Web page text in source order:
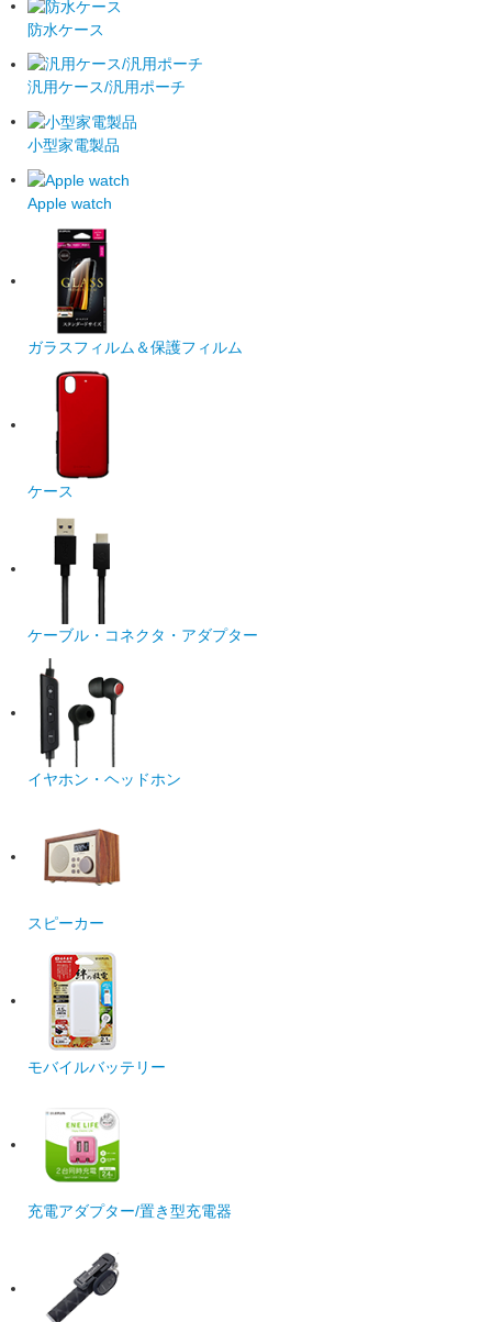
防水ケース
汎用ケース/汎用ポーチ
小型家電製品
Apple watch
ガラスフィルム＆保護フィルム
ケース
ケーブル・コネクタ・アダプター
イヤホン・ヘッドホン
スピーカー
モバイルバッテリー
充電アダプター/置き型充電器